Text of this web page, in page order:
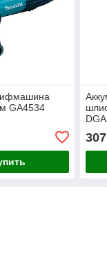
GA4534